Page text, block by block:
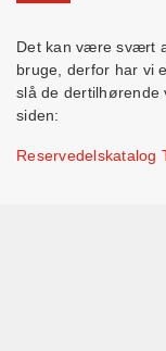
Det kan være svært
bruge, derfor har vi
slå de dertilhørende
siden:
Reservedelskatalog